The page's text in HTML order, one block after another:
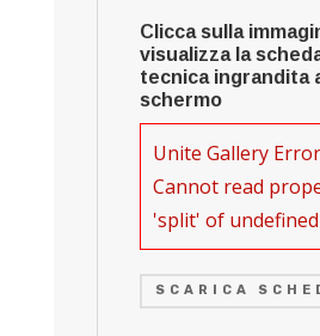
Clicca sulla
visualizza la
tecnica ingrandita
schermo
Unite Gallery
Cannot read
'split' of undefined
SCARICA